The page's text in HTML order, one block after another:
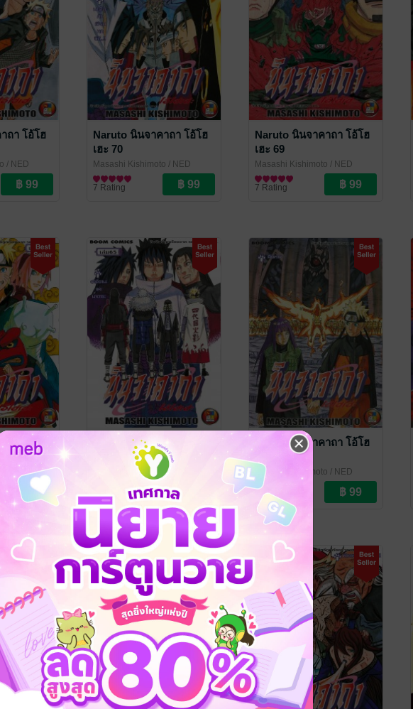
ถา โอ้โฮ
/ NED
Naruto นินจาคาถา โอ้โฮ
เฮะ 70
Masashi Kishimoto / NED
Comics
การ์ตูนทั่วไป
7 Rating
Naruto นินจาคาถา โอ้โฮ
เฮะ 69
Masashi Kishimoto / NED
Comics
การ์ตูนทั่วไป
7 Rating
า โอ้โฮ
/ NED
Naruto นินจาคาถา โอ้โฮ
Masashi Kishimoto/ NED
4 Rating
Naruto นินจาคาถา โอ้โฮ
Masashi Kishimoto / NED
Comics
การ์ตูนทั่วไป
6 Rating